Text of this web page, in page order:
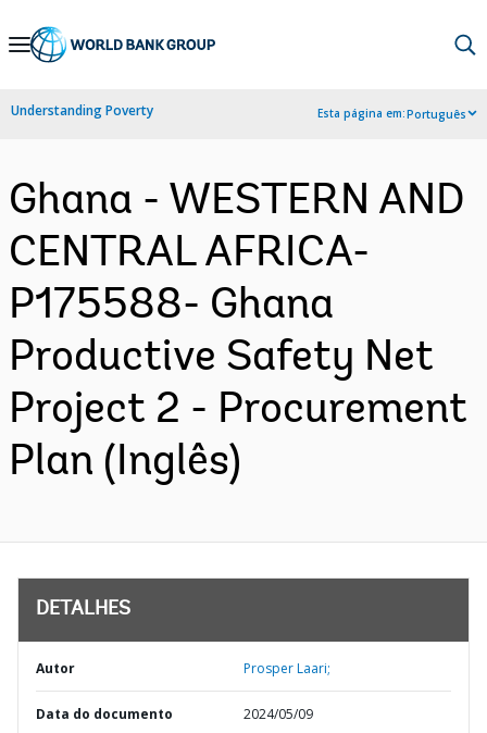
Skip
Navigation
Understanding Poverty Esta página em:Português
Ghana - WESTERN AND
CENTRAL AFRICA-
P175588- Ghana
Productive Safety Net
Project 2 - Procurement
Plan (Inglês)
DETALHES
Autor Prosper Laari;
Data do documento 2024/05/09